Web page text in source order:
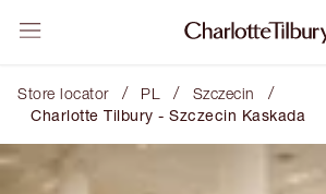
Store locator / PL / Szczecin /
Charlotte Tilbury - Szczecin Kaskada